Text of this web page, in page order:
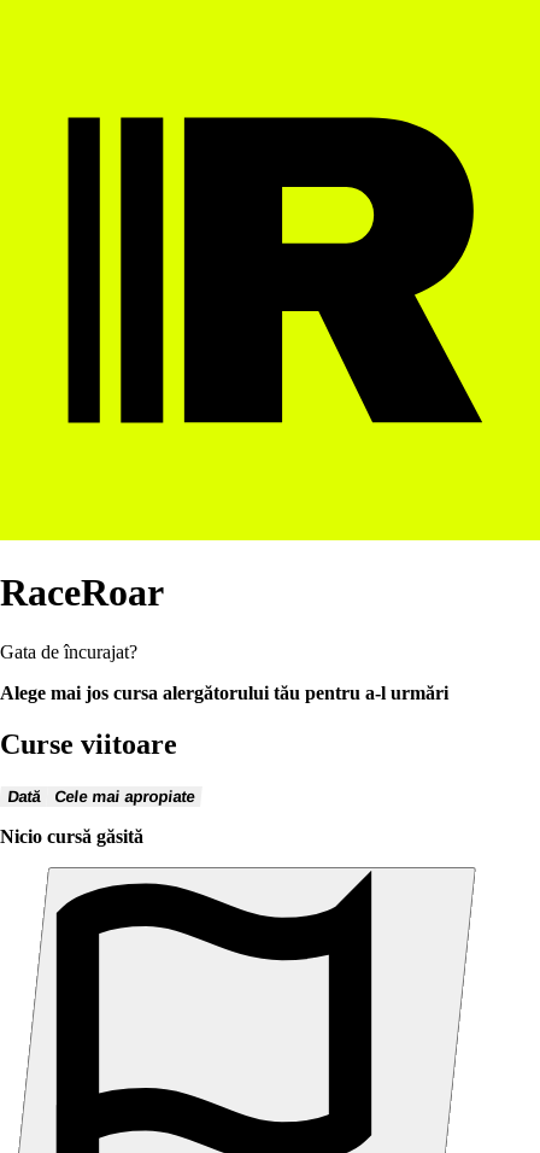
RaceRoar
Gata de încurajat?
Alege mai jos cursa alergătorului tău pentru a-l urmări
Curse viitoare
Dată Cele mai apropiate
Nicio cursă găsită